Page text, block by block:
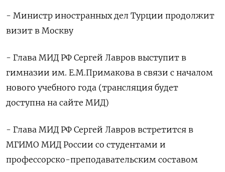
- Министр иностранных дел Турции продолжит
визит в Москву
- Глава МИД РФ Сергей Лавров выступит в
гимназии им. Е.М.Примакова в связи с началом
нового учебного года (трансляция будет
доступна на сайте МИД)
- Глава МИД РФ Сергей Лавров встретится в
МГИМО МИД России со студентами и
профессорско-преподавательским составом